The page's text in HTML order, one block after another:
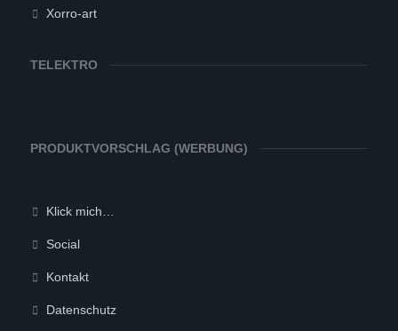
Xorro-art
TELEKTRO
PRODUKTVORSCHLAG (WERBUNG)
Klick mich…
Social
Kontakt
Datenschutz